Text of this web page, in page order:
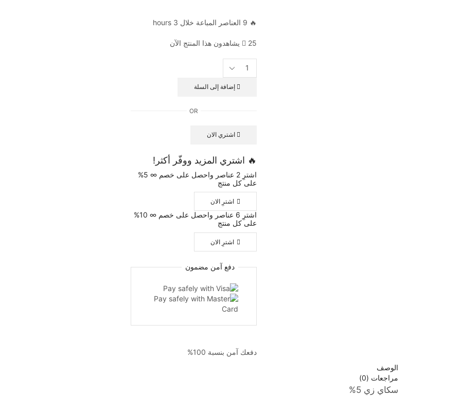
🔥 9 العناصر المباعة خلال 3 hours
25 يشاهدون هذا المنتج الآن
إضافة إلى السلة
OR
اشتري الان
🔥 اشتري المزيد ووفّر أكثر!
اشترِ 2 عناصر واحصل على خصم ∞ 5%
على كل منتج
اشترِ الان
اشترِ 6 عناصر واحصل على خصم ∞ 10%
على كل منتج
اشترِ الان
دفع آمن مضمون
دفعك آمن بنسبة 100%
الوصف
مراجعات (0)
سكاي زي 5%